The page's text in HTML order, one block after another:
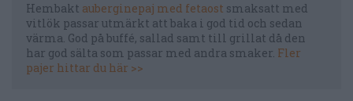
Hembakt auberginepaj med fetaost smaksatt med
vitlök passar utmärkt att baka i god tid och sedan
värma. God på buffé, sallad samt till grillat då den
har god sälta som passar med andra smaker. Fler
pajer hittar du här >>